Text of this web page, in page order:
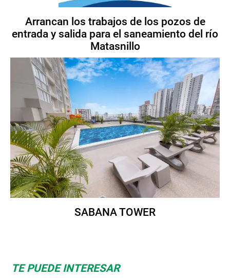
Arrancan los trabajos de los pozos de
entrada y salida para el saneamiento del río
Matasnillo
SABANA TOWER
TE PUEDE INTERESAR